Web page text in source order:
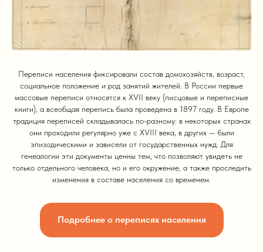
Переписи населения фиксировали состав домохозяйств, возраст,
социальное положение и род занятий жителей. В России первые
массовые переписи относятся к XVII веку (писцовые и переписные
книги), а всеобщая перепись была проведена в 1897 году. В Европе
традиция переписей складывалась по-разному: в некоторых странах
они проходили регулярно уже с XVIII века, в других — были
эпизодическими и зависели от государственных нужд. Для
генеалогии эти документы ценны тем, что позволяют увидеть не
только отдельного человека, но и его окружение, а также проследить
изменения в составе населения со временем.
Подробнее о переписях населения